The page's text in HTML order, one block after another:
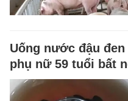
Uống nước đậu
phụ nữ 59 tuổi bất